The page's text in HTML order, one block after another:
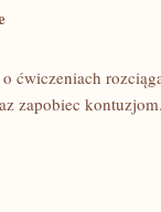
ćwiczeniach
⁣zapobiec⁤